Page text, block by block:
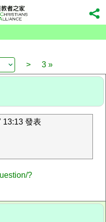
> 3 »
13:13 發表
?